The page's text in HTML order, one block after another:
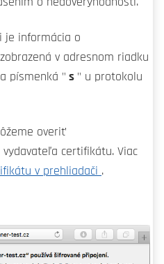
je informácia o
v adresnom riadku
a písmenká " s " u protokolu
overiť
vydavateľa certifikátu. Viac
v prehliadači .